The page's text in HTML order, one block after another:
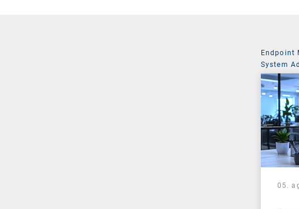
Endpoint
System
05.